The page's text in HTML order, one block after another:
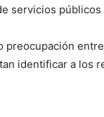
servicios públicos
identificar a los